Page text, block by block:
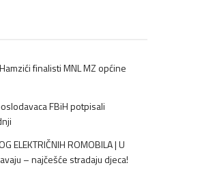
finalisti MNL MZ općine
FBiH potpisali
ELEKTRIČNIH ROMOBILA | U
– najčešće stradaju djeca!